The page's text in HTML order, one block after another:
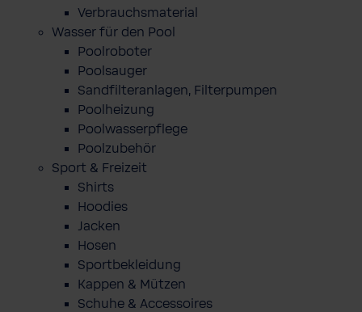
Verbrauchsmaterial
Wasser für den Pool
Poolroboter
Poolsauger
Sandfilteranlagen, Filterpumpen
Poolheizung
Poolwasserpflege
Poolzubehör
Sport & Freizeit
Shirts
Hoodies
Jacken
Hosen
Sportbekleidung
Kappen & Mützen
Schuhe & Accessoires